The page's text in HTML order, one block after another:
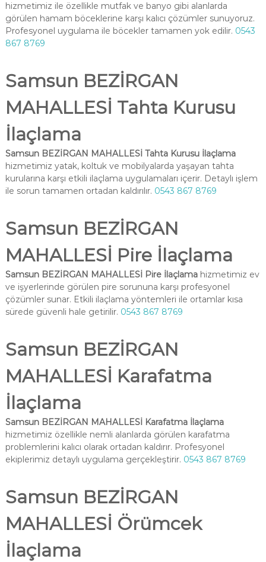
hizmetimiz ile özellikle mutfak ve banyo gibi alanlarda
görülen hamam böceklerine karşı kalıcı çözümler sunuyoruz.
Profesyonel uygulama ile böcekler tamamen yok edilir. 0543
867 8769
Samsun BEZİRGAN
MAHALLESİ Tahta Kurusu
İlaçlama
Samsun BEZİRGAN MAHALLESİ Tahta Kurusu İlaçlama
hizmetimiz yatak, koltuk ve mobilyalarda yaşayan tahta
kurularına karşı etkili ilaçlama uygulamaları içerir. Detaylı işlem
ile sorun tamamen ortadan kaldırılır. 0543 867 8769
Samsun BEZİRGAN
MAHALLESİ Pire İlaçlama
Samsun BEZİRGAN MAHALLESİ Pire İlaçlamahizmetimiz ev
ve işyerlerinde görülen pire sorununa karşı profesyonel
çözümler sunar. Etkili ilaçlama yöntemleri ile ortamlar kısa
sürede güvenli hale getirilir. 0543 867 8769
Samsun BEZİRGAN
MAHALLESİ Karafatma
İlaçlama
Samsun BEZİRGAN MAHALLESİ Karafatma İlaçlama
hizmetimiz özellikle nemli alanlarda görülen karafatma
problemlerini kalıcı olarak ortadan kaldırır. Profesyonel
ekiplerimiz detaylı uygulama gerçekleştirir. 0543 867 8769
Samsun BEZİRGAN
MAHALLESİ Örümcek
İlaçlama